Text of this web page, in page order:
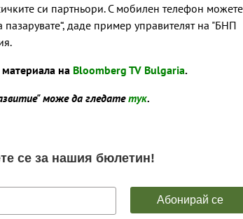
си партньори. С мобилен телефон
даде пример управителят на "БНП
на Bloomberg TV Bulgaria.
може да гледатетук.